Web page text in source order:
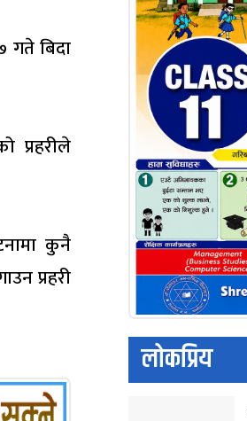
गते बिदा
प्रहरीले
कुनै
प्रहरी
लोकप्रिय